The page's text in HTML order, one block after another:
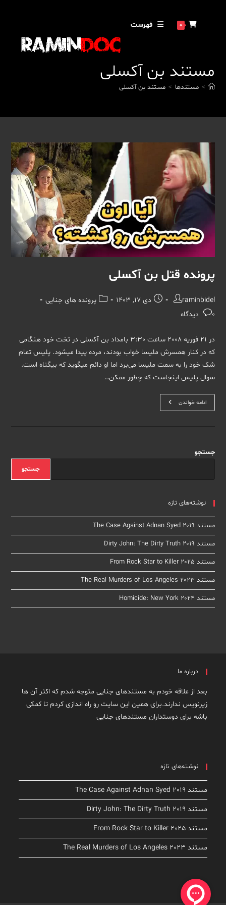
0 فهرست
مستند بن آکسلی
> مستندها > مستند بن آکسلی
پرونده قتل بن آکسلی
نویسندهٔ
نوشته:
raminbidel
نوشتهدی 17, 1403
دسته‌پرونده های جنایی
نظرات
0 دیدگاه
در 21 فوریه 2008 ساعت 3:30 بامداد بن آکسلی در تخت خود هنگامی
که در کنار همسرش ملیسا خواب بودند، مرده پیدا میشود. پلیس تمام
شک خود را به سمت ملیسا می‌برد اما او دائم میگوید که بیگناه است.
سوال پلیس اینجاست که چطور ممکن…
ادامه خواندنپرونده
قتل
جستجو
جستجو
نوشته‌های تازه
مستند The Case Against Adnan Syed 2019
مستند Dirty John: The Dirty Truth 2019
مستند From Rock Star to Killer 2025
مستند The Real Murders of Los Angeles 2023
مستند Homicide: New York 2024
درباره ما
بعد از علاقه خودم به مستندهای جنایی متوجه شدم که اکثر آن ها
زیرنویس ندارند.برای همین این سایت رو راه اندازی کردم تا کمکی
باشه برای دوستداران مستندهای جنایی
نوشته‌های تازه
مستند The Case Against Adnan Syed 2019
مستند Dirty John: The Dirty Truth 2019
مستند From Rock Star to Killer 2025
مستند The Real Murders of Los Angeles 2023